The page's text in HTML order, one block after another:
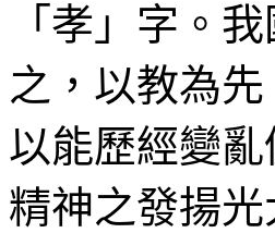
「孝」字。
之，以教為
以能歷經變
精神之發揚